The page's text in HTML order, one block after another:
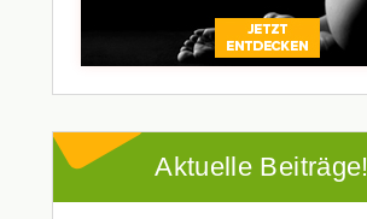
Aktuelle Beiträge!